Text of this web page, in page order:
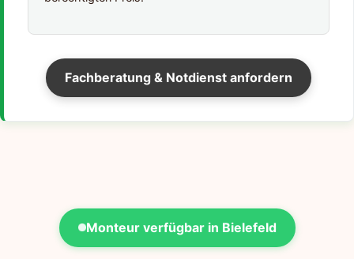
Fachberatung & Notdienst anfordern
Monteur verfügbar in Bielefeld